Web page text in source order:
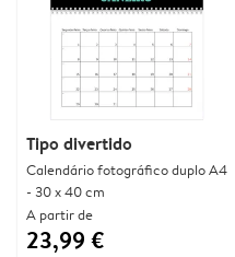
Tipo divertido
Calendário fotográfico duplo A4
- 30 x 40 cm
A partir de
23,99 €